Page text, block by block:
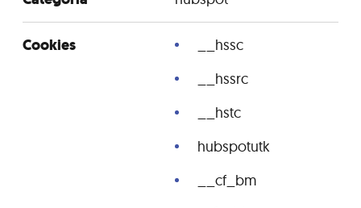
__hssc
__hssrc
__hstc
hubspotutk
__cf_bm